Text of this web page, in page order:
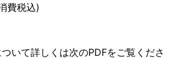
費税込)
いて詳しくは次のPDFをご覧くださ